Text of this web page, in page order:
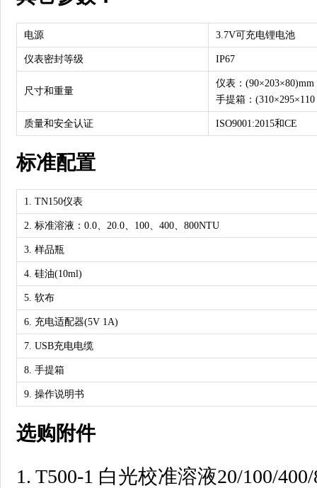
电源 3.7V可充电锂电池
仪表密封等级 IP67
尺寸和重量
仪表：(90×203×80)mm
手提箱：
质量和安全认证 ISO9001:2015和CE
标准配置
1. TN150仪表
2. 标准溶液：0.0、20.0、100、400、800NTU
3. 样品瓶
4. 硅油(10ml)
5. 软布
6. 充电适配器(5V 1A)
7. USB充电电缆
8. 手提箱
9. 操作说明书
选购附件
1. T500-1 白光校准溶液20/100/